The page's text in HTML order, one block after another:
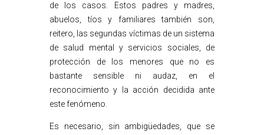
de los casos. Estos padres y madres,
abuelos, tíos y familiares también son,
reitero, las segundas víctimas de un sistema
de salud mental y servicios sociales, de
protección de los menores que no es
bastante sensible ni audaz, en el
reconocimiento y la acción decidida ante
este fenómeno.
Es necesario, sin ambigüedades, que se